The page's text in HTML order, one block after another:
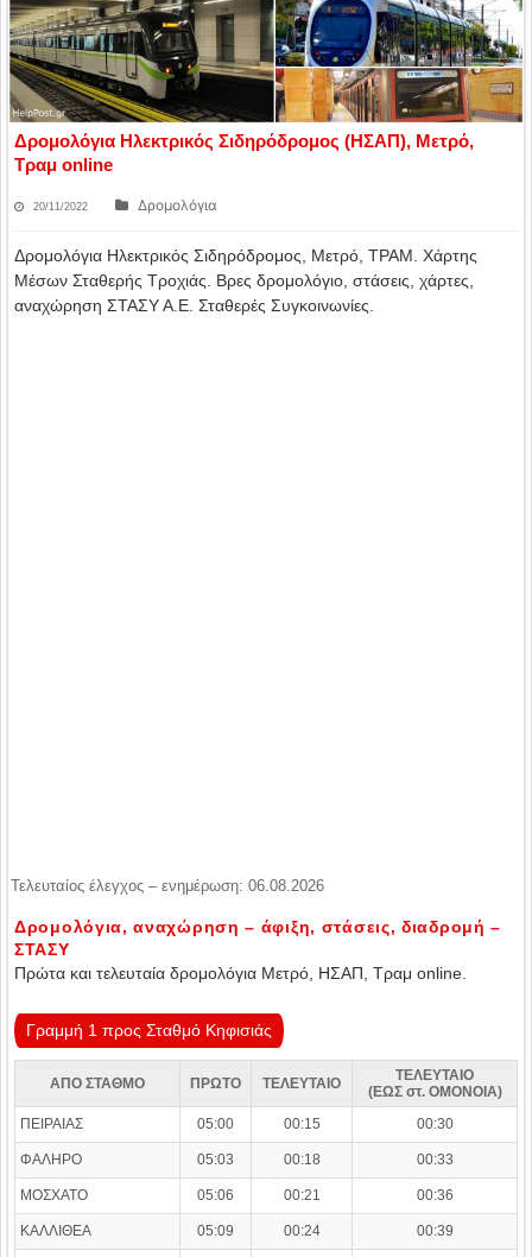
Δρομολόγια Ηλεκτρικός Σιδηρόδρομος (ΗΣΑΠ), Μετρό,
Τραμ online
20/11/2022 Δρομολόγια
Δρομολόγια Ηλεκτρικός Σιδηρόδρομος, Μετρό, ΤΡΑΜ. Χάρτης
Μέσων Σταθερής Τροχιάς. Βρες δρομολόγιο, στάσεις, χάρτες,
αναχώρηση ΣΤΑΣΥ Α.Ε. Σταθερές Συγκοινωνίες.
Τελευταίος έλεγχος – ενημέρωση: 06.08.2026
Δρομολόγια, αναχώρηση – άφιξη, στάσεις, διαδρομή –
ΣΤΑΣΥ
Πρώτα και τελευταία δρομολόγια Μετρό, ΗΣΑΠ, Τραμ online.
Γραμμή 1 προς Σταθμό Κηφισιάς
ΑΠΟ ΣΤΑΘΜΟ ΠΡΩΤΟ ΤΕΛΕΥΤΑΙΟ
ΤΕΛΕΥΤΑΙΟ
(ΕΩΣ στ. ΟΜΟΝΟΙΑ)
ΠΕΙΡΑΙΑΣ
05:00 00:15 00:30
ΦΑΛΗΡΟ 05:03 00:18 00:33
ΜΟΣΧΑΤΟ 05:06 00:21 00:36
ΚΑΛΛΙΘΕΑ 05:09 00:24 00:39